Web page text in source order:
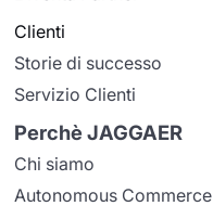
Clienti
Storie di successo
Servizio Clienti
Perchè JAGGAER
Chi siamo
Autonomous Commerce